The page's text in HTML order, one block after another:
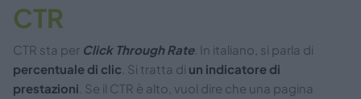
CTR
CTR sta per Click Through Rate. In italiano, si parla di
percentuale di clic . Si tratta di un indicatore di
prestazioni . Se il CTR è alto, vuol dire che una pagina